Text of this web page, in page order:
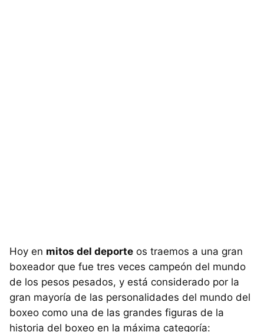
Hoy en mitos del deporte os traemos a una gran
boxeador que fue tres veces campeón del mundo
de los pesos pesados, y está considerado por la
gran mayoría de las personalidades del mundo del
boxeo como una de las grandes figuras de la
historia del boxeo en la máxima categoría: